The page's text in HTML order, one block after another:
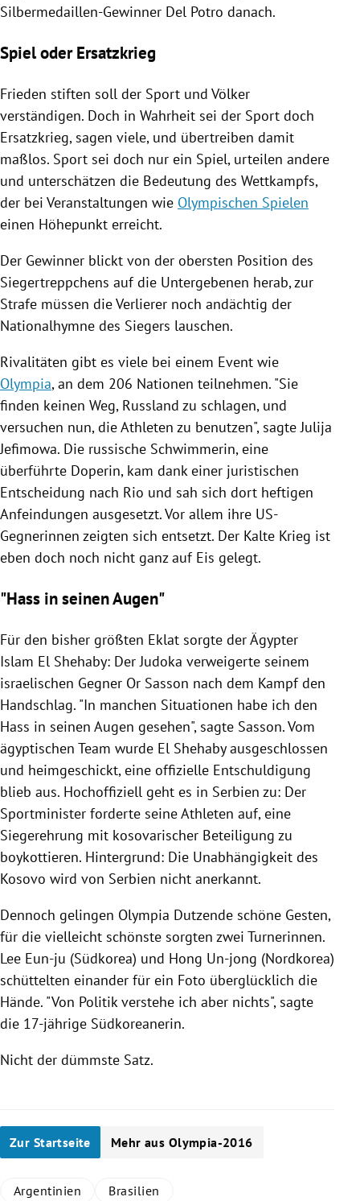
Silbermedaillen-Gewinner Del Potro danach.
Spiel oder Ersatzkrieg
Frieden stiften soll der Sport und Völker
verständigen. Doch in Wahrheit sei der Sport doch
Ersatzkrieg, sagen viele, und übertreiben damit
maßlos. Sport sei doch nur ein Spiel, urteilen andere
und unterschätzen die Bedeutung des Wettkampfs,
der bei Veranstaltungen wie Olympischen Spielen
einen Höhepunkt erreicht.
Der Gewinner blickt von der obersten Position des
Siegertreppchens auf die Untergebenen herab, zur
Strafe müssen die Verlierer noch andächtig der
Nationalhymne des Siegers lauschen.
Rivalitäten gibt es viele bei einem Event wie
Olympia, an dem 206 Nationen teilnehmen. "Sie
finden keinen Weg, Russland zu schlagen, und
versuchen nun, die Athleten zu benutzen", sagte Julija
Jefimowa. Die russische Schwimmerin, eine
überführte Doperin, kam dank einer juristischen
Entscheidung nach Rio und sah sich dort heftigen
Anfeindungen ausgesetzt. Vor allem ihre US-
Gegnerinnen zeigten sich entsetzt. Der Kalte Krieg ist
eben doch noch nicht ganz auf Eis gelegt.
"Hass in seinen Augen"
Für den bisher größten Eklat sorgte der Ägypter
Islam El Shehaby: Der Judoka verweigerte seinem
israelischen Gegner Or Sasson nach dem Kampf den
Handschlag. "In manchen Situationen habe ich den
Hass in seinen Augen gesehen", sagte Sasson. Vom
ägyptischen Team wurde El Shehaby ausgeschlossen
und heimgeschickt, eine offizielle Entschuldigung
blieb aus. Hochoffiziell geht es in Serbien zu: Der
Sportminister forderte seine Athleten auf, eine
Siegerehrung mit kosovarischer Beteiligung zu
boykottieren. Hintergrund: Die Unabhängigkeit des
Kosovo wird von Serbien nicht anerkannt.
Dennoch gelingen Olympia Dutzende schöne Gesten,
für die vielleicht schönste sorgten zwei Turnerinnen.
Lee Eun-ju (Südkorea) und Hong Un-jong (Nordkorea)
schüttelten einander für ein Foto überglücklich die
Hände. "Von Politik verstehe ich aber nichts", sagte
die 17-jährige Südkoreanerin.
Nicht der dümmste Satz.
Zur Startseite Mehr aus Olympia-2016
Argentinien Brasilien